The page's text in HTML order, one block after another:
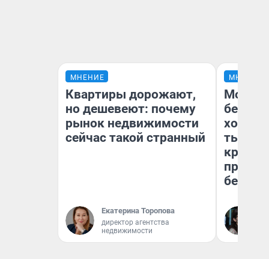
МНЕНИЕ
Квартиры дорожают,
но дешевеют: почему
рынок недвижимости
сейчас такой странный
Екатерина Торопова
директор агентства
недвижимости
МНЕНИЕ
Мой
хотела
тысяч,